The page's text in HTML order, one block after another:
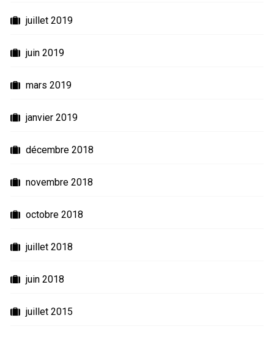
juillet 2019
juin 2019
mars 2019
janvier 2019
décembre 2018
novembre 2018
octobre 2018
juillet 2018
juin 2018
juillet 2015